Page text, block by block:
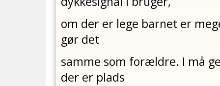
om der er lege barnet er
gør det
samme som forældre. I må
der er plads